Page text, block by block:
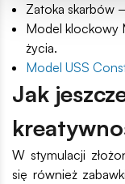
Zatoka skarbów
Model klockowy
życia.
Model USS
Jak
W stymulacji
się również